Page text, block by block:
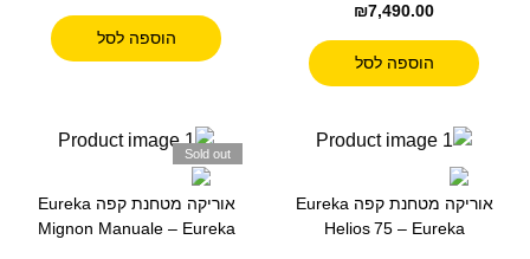
₪7,490.00
הוספה לסל
הוספה לסל
אוריקה מטחנת קפה Eureka
Helios 75 – Eureka
Sold out
אוריקה מטחנת קפה Eureka
Mignon Manuale – Eureka